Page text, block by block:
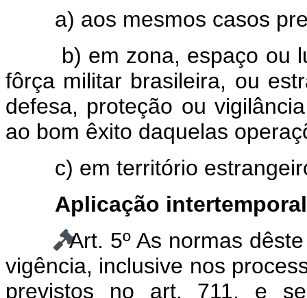
a) aos mesmos casos
b) em zona, espaço ou
fôrça militar brasileira, ou
defesa, proteção ou
ao bom êxito daquelas
c) em território
Aplicação intertemporal
Art. 5º As normas
vigência, inclusive nos
previstos no art. 711, e